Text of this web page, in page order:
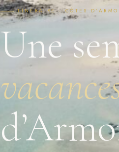
ITINÉRAIRE · CÔTES
Une